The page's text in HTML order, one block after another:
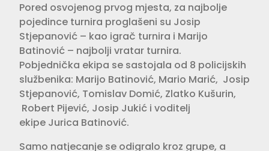
Pored osvojenog prvog mjesta, za najbolje
pojedince turnira proglašeni su Josip
Stjepanović – kao igrač turnira i Marijo
Batinović – najbolji vratar turnira.
Pobjednička ekipa se sastojala od 8 policijskih
službenika: Marijo Batinović, Mario Marić, Josip
Stjepanović, Tomislav Domić, Zlatko Kušurin,
Robert Pijević, Josip Jukić i voditelj
ekipe Jurica Batinović.
Samo natjecanje se odigralo kroz grupe, a